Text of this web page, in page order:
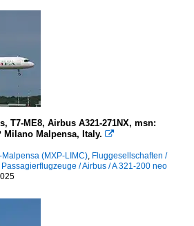
(LHR)
Mailand-Malpensa (MXP-LIMC)
Basel-Mülhausen (BSL-LSZM / MLH-LFSB )
LSZH)
T7-ME8, Airbus A321-271NX, msn:
Milano Malpensa, Italy. 
(MXP-LIMC), Fluggesellschaften /
Passagierflugzeuge / Airbus / A 321-200 neo